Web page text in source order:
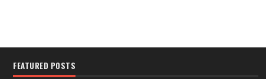
FEATURED POSTS